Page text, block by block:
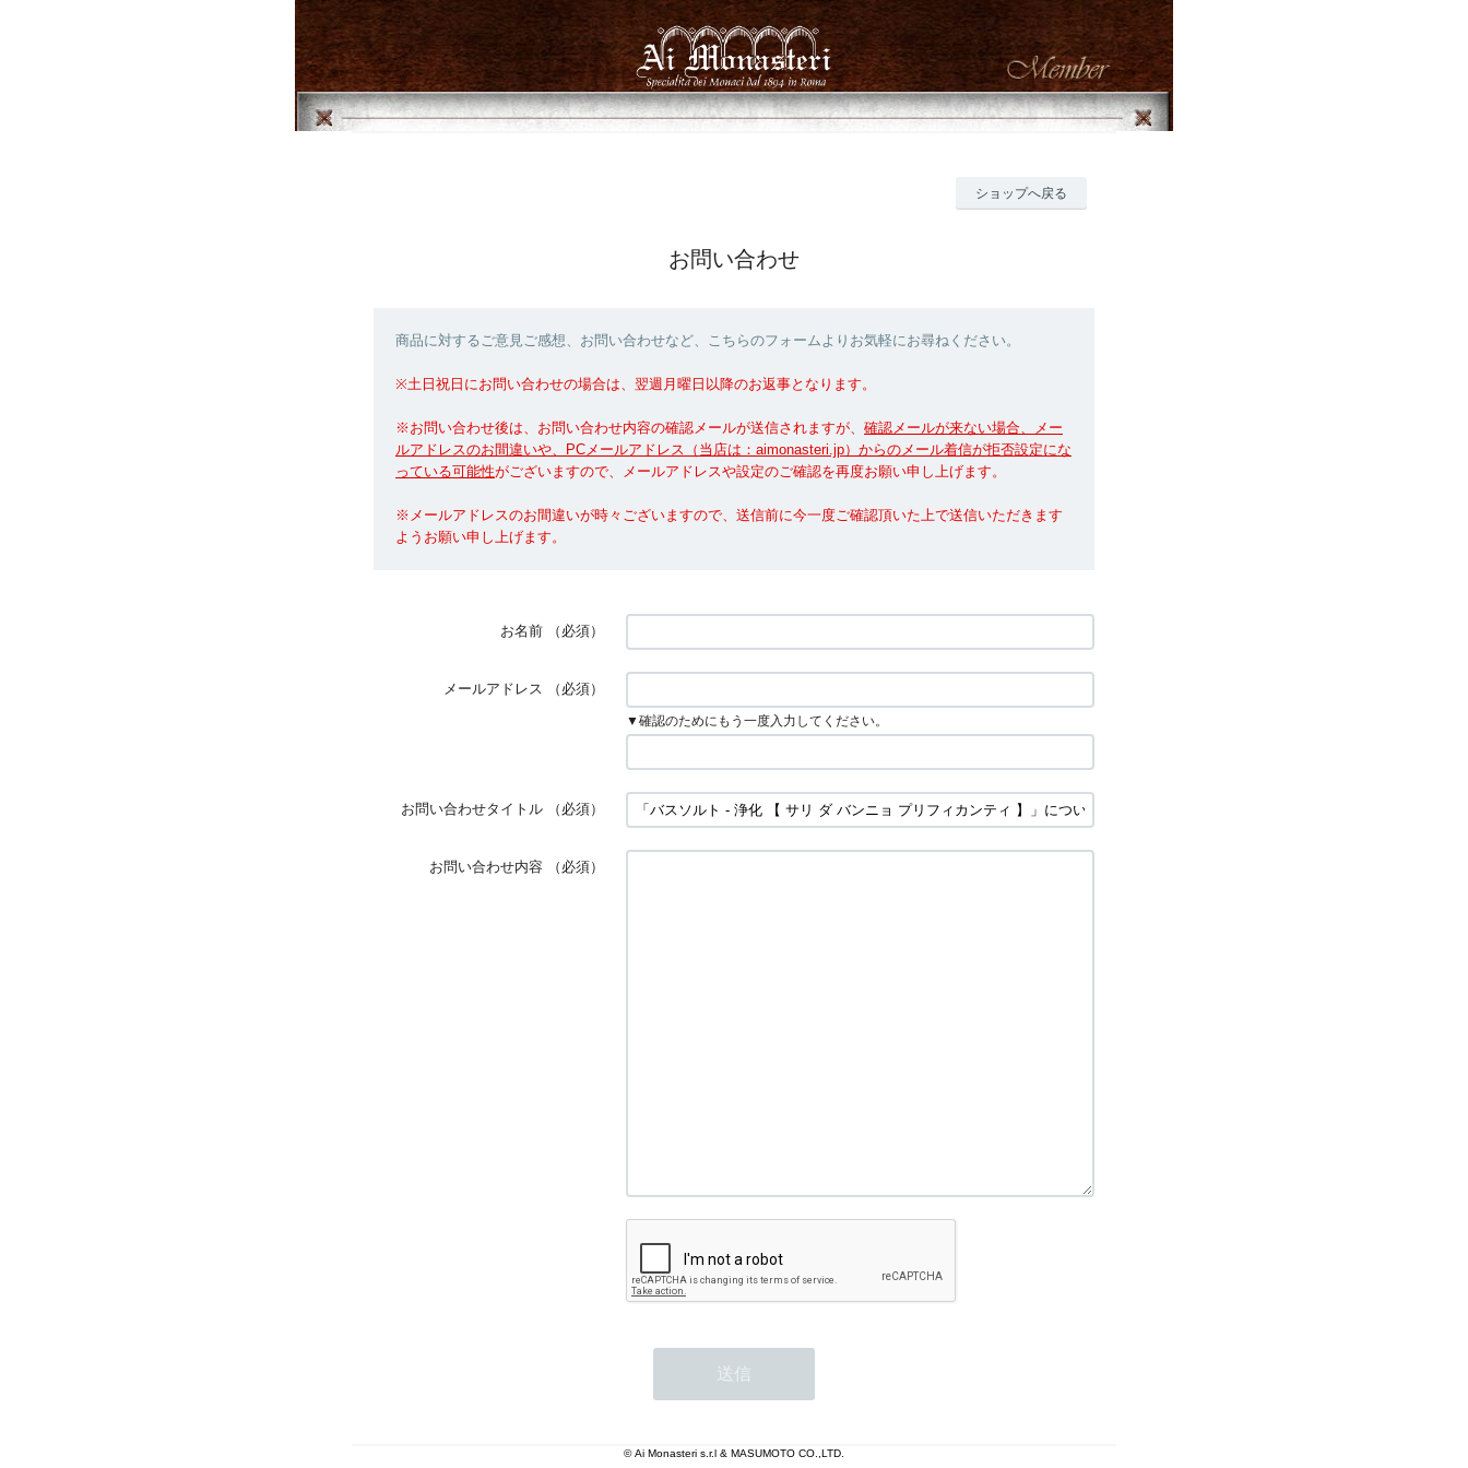
ショップへ戻る
お問い合わせ
商品に対するご意見ご感想、お問い合わせなど、こちらのフォームよりお気軽にお尋ねください。
※土日祝日にお問い合わせの場合は、翌週月曜日以降のお返事となります。
※お問い合わせ後は、お問い合わせ内容の確認メールが送信されますが、 確認メールが来ない場合、メー
ルアドレスのお間違いや、PCメールアドレス（当店は：aimonasteri.jp）からのメール着信が拒否設定にな
っている可能性がございますので、メールアドレスや設定のご確認を再度お願い申し上げます。
※メールアドレスのお間違いが時々ございますので、送信前に今一度ご確認頂いた上で送信いただきます
ようお願い申し上げます。
お名前 （必須）
メールアドレス （必須）
▼確認のためにもう一度入力してください。
お問い合わせタイトル （必須）
お問い合わせ内容 （必須）
© Ai Monasteri s.r.l & MASUMOTO CO.,LTD.